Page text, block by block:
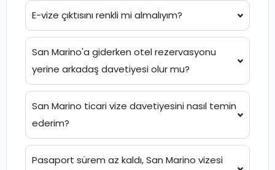
E-vize çıktısını renkli mi almalıyım?
San Marino'a giderken otel rezervasyonu
yerine arkadaş davetiyesi olur mu?
San Marino ticari vize davetiyesini nasıl temin
ederim?
Pasaport sürem az kaldı, San Marino vizesi